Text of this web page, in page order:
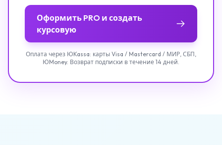
Оформить PRO и создать
курсовую
Оплата через ЮKassa: карты Visa / Mastercard / МИР, СБП,
ЮMoney. Возврат подписки в течение 14 дней.